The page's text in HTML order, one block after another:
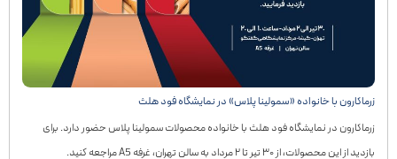
زرماکارون با خانواده «سمولینا پلاس» در نمایشگاه فود هلث
زرماکارون در نمایشگاه فود هلث با خانواده محصولات سمولینا پلاس حضور دارد. برای
بازدید از این محصولات، از ۳۰ تیر تا ۲ مرداد به سالن تهران، غرفه A5 مراجعه کنید.